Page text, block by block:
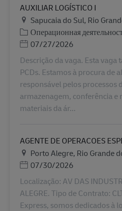
AUXILIAR LOGÍSTICO I
Местоположение
Sapucaia do Sul, Rio
Категория
Операционная
Дата публикации
07/27/2026
Descrição da vaga. Esta
PCDs. Estamos à procura de
responsável pelos processos
armazenagem, conferência e
materiais da ár...
AGENTE DE OPERACOES
Местоположение
Porto Alegre, Rio Grande
Дата публикации
07/30/2026
Localização: AV DAS
ALEGRE. Tipo de Contrato:
Express, somos dedicados à